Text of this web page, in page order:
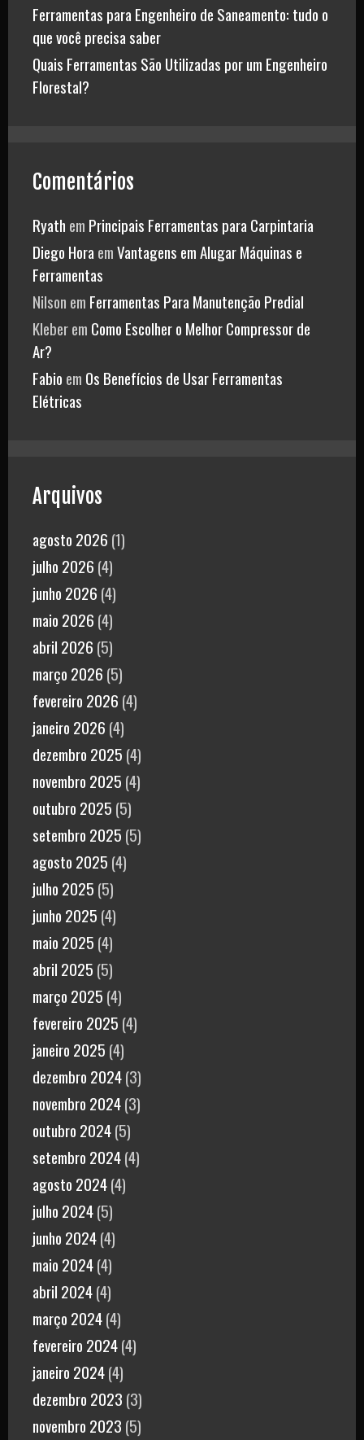
Ferramentas para Engenheiro de Saneamento: tudo o
que você precisa saber
Quais Ferramentas São Utilizadas por um Engenheiro
Florestal?
Comentários
Ryath em Principais Ferramentas para Carpintaria
Diego Hora emVantagens em Alugar Máquinas e
Ferramentas
Nilson em Ferramentas Para Manutenção Predial
Kleberem Como Escolher o Melhor Compressor de
Ar?
Fabio em Os Benefícios de Usar Ferramentas
Elétricas
Arquivos
agosto 2026 (1)
julho 2026 (4)
junho 2026 (4)
maio 2026 (4)
abril 2026 (5)
março 2026 (5)
fevereiro 2026 (4)
janeiro 2026 (4)
dezembro 2025 (4)
novembro 2025 (4)
outubro 2025 (5)
setembro 2025 (5)
agosto 2025 (4)
julho 2025 (5)
junho 2025 (4)
maio 2025 (4)
abril 2025 (5)
março 2025 (4)
fevereiro 2025 (4)
janeiro 2025 (4)
dezembro 2024(3)
novembro 2024(3)
outubro 2024(5)
setembro 2024(4)
agosto 2024(4)
julho 2024(5)
junho 2024(4)
maio 2024(4)
abril 2024(4)
março 2024(4)
fevereiro 2024(4)
janeiro 2024(4)
dezembro 2023 (3)
novembro 2023 (5)